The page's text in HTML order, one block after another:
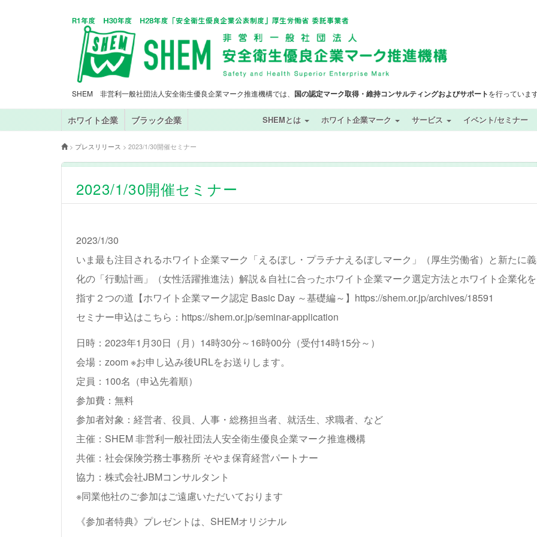
SHEM 非営利一般社団法人安全衛生優良企業マーク推進機構では、 国の認定マーク取得・維持コンサルティングおよびサポートを行っていま
ホワイト企業 ブラック企業 SHEMとは ホワイト企業マーク サービス イベント/セミナー
> プレスリリース > 2023/1/30開催セミナー
2023/1/30開催セミナー
2023/1/30
いま最も注目されるホワイト企業マーク「えるぼし・プラチナえるぼしマーク」（厚生労働省）と新たに
化の「行動計画」（女性活躍推進法）解説＆自社に合ったホワイト企業マーク選定方法とホワイト企業化
指す２つの道【ホワイト企業マーク認定 Basic Day ～基礎編～】 https://shem.or.jp/archives/18591
セミナー申込はこちら： https://shem.or.jp/seminar-application
日時：2023年1月30日（月）14時30分～16時00分（受付14時15分～）
会場：zoom ※お申し込み後URLをお送りします。
定員：100名（申込先着順）
参加費：無料
参加者対象：経営者、役員、人事・総務担当者、就活生、求職者、など
主催：SHEM 非営利一般社団法人安全衛生優良企業マーク推進機構
共催：社会保険労務士事務所 そやま保育経営パートナー
協力：株式会社JBMコンサルタント
※同業他社のご参加はご遠慮いただいております
《参加者特典》プレゼントは、SHEMオリジナル